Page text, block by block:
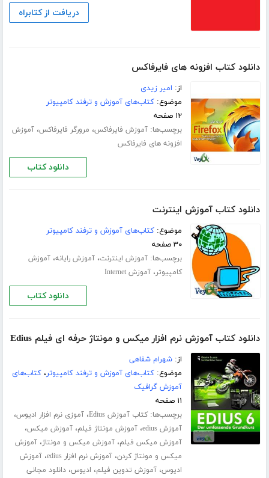
دریافت از کتابراه
دانلود کتاب افزونه های فایرفاکس
از: امیر زیدی
موضوع:کتاب‌های آموزش و ترفند کامپیوتر
۱۲ صفحه
برچسب‌ها:آموزش فایرفاکس، مرورگر فایرفاکس،آموزش
افزونه های فایرفاکس
دانلود کتاب
دانلود کتاب آموزش اینترنت
موضوع:کتاب‌های آموزش و ترفند کامپیوتر
۳۰ صفحه
برچسب‌ها:آموزش اینترنت،آموزش رایانه،آموزش
کامپیوتر،آموزش Internet
دانلود کتاب
دانلود کتاب آموزش نرم افزار میکس و مونتاژ حرفه ای فیلم Edius
از:شهرام شفاهی
موضوع:کتاب‌های آموزش و ترفند کامپیوتر،کتاب‌های
آموزش گرافیک
۱۱ صفحه
برچسب‌ها:کتاب آموزش Edius ،آموزی نرم افزار ادیوس،
آموزش edius ،آموزش مونتاژ فیلم،آموزش میکس،
آموزش میکس فیلم،آموزش میکس و مونتاژ،آموزش
میکس و مونتاژ کردن،آموزش نرم افزار edius ،آموزش
ادیوس،آموزش تدوین فیلم، ادیوس،دانلود مجانی